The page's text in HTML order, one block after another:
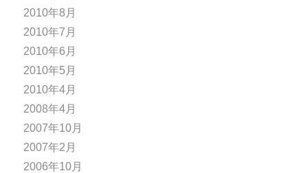
2010年8月
2010年7月
2010年6月
2010年5月
2010年4月
2008年4月
2007年10月
2007年2月
2006年10月